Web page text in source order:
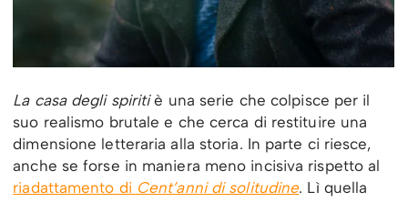
La casa degli spiritiè una serie che colpisce per il
suo realismo brutale e che cerca di restituire una
dimensione letteraria alla storia. In parte ci riesce,
anche se forse in maniera meno incisiva rispetto al
riadattamento di Cent’anni di solitudine. Lì quella